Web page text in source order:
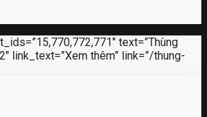
text=”Thùng
link_text=”Xem thêm” link=”/thung-